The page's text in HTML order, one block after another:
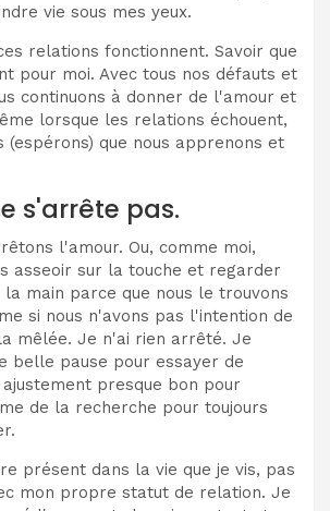
vie sous mes yeux.
relations fonctionnent. Savoir que
pour moi. Avec tous nos défauts et
continuons à donner de l'amour et
lorsque les relations échouent,
(espérons) que nous apprenons et
s'arrête pas.
l'amour. Ou, comme moi,
asseoir sur la touche et regarder
main parce que nous le trouvons
si nous n'avons pas l'intention de
mêlée. Je n'ai rien arrêté. Je
belle pause pour essayer de
presque bon pour
de la recherche pour toujours
présent dans la vie que je vis, pas
mon propre statut de relation. Je